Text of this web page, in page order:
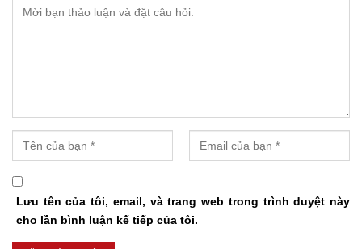
Lưu tên của tôi, email, và trang web trong trình duyệt này
cho lần bình luận kế tiếp của tôi.